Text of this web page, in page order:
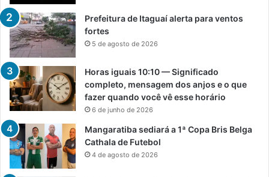
Prefeitura de Itaguaí alerta para ventos
fortes
5 de agosto de 2026
Horas iguais 10:10 — Significado
completo, mensagem dos anjos e o que
fazer quando você vê esse horário
6 de junho de 2026
Mangaratiba sediará a 1ª Copa Bris Belga
Cathala de Futebol
4 de agosto de 2026